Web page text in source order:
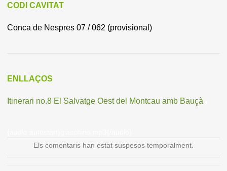
CODI CAVITAT
Conca de Nespres 07 / 062 (provisional)
ENLLAÇOS
Itinerari no.8 El Salvatge Oest del Montcau amb Bauçà
Els comentaris han estat suspesos temporalment.